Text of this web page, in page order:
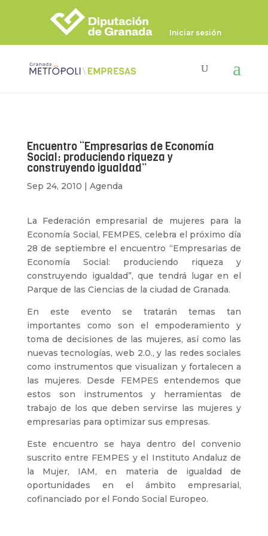
Iniciar sesión
Encuentro “Empresarias de Economía
Social: produciendo riqueza y
construyendo igualdad”
Sep 24, 2010 | Agenda
La Federación empresarial de mujeres para la
Economía Social, FEMPES, celebra el próximo día
28 de septiembre el encuentro “Empresarias de
Economía Social: produciendo riqueza y
construyendo igualdad”, que tendrá lugar en el
Parque de las Ciencias de la ciudad de Granada.
En este evento se tratarán temas tan
importantes como son el empoderamiento y
toma de decisiones de las mujeres, así como las
nuevas tecnologías, web 2.0., y las redes sociales
como instrumentos que visualizan y fortalecen a
las mujeres. Desde FEMPES entendemos que
estos son instrumentos y herramientas de
trabajo de los que deben servirse las mujeres y
empresarias para optimizar sus empresas.
Este encuentro se haya dentro del convenio
suscrito entre FEMPES y el Instituto Andaluz de
la Mujer, IAM, en materia de igualdad de
oportunidades en el ámbito empresarial,
cofinanciado por el Fondo Social Europeo.